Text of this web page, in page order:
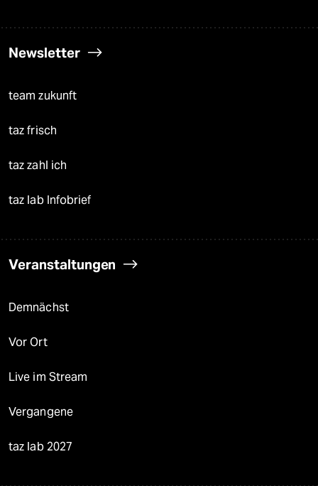
Newsletter
team zukunft
taz frisch
taz zahl ich
taz lab Infobrief
Veranstaltungen
Demnächst
Vor Ort
Live im Stream
Vergangene
taz lab 2027